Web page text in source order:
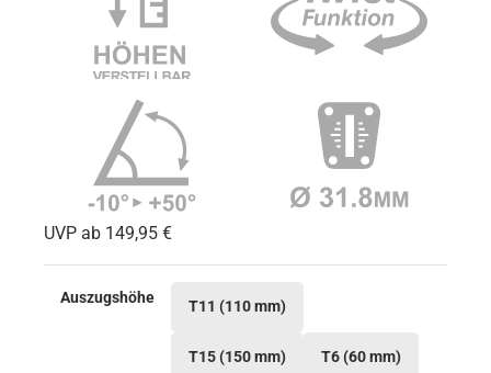
UVP ab 149,95 €
Auszugshöhe
T11 (110 mm)
T15 (150 mm) T6 (60 mm)